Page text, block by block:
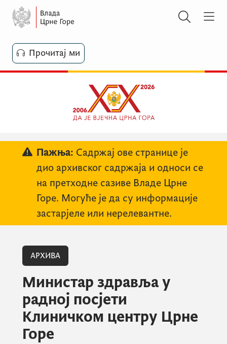
Прочитај ми
Пажња: Садржај ове странице је
дио архивског садржаја и односи се
на претходне сазиве Владе Црне
Горе. Могуће је да су информације
застарјеле или нерелевантне.
АРХИВА
Министар здравља у
радној посјети
Клиничком центру Црне
Горе